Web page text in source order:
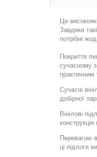
Це
Завдяки
потрібні
Покриття
сучасному
практичним
Сучасні
добірної
Вінілові
Перевагою
ці підлоги